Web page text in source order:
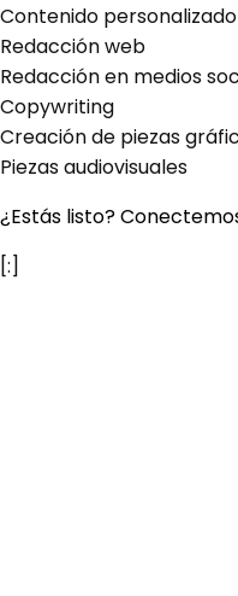
Contenido
Redacción web
Redacción en medios
Copywriting
Creación de piezas
Piezas audiovisuales
¿Estás listo?
[:]